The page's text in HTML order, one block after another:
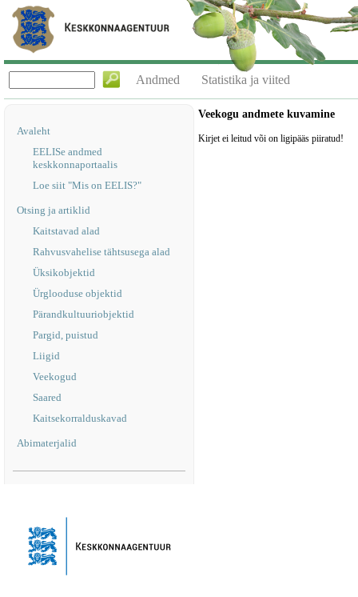
Andmed Statistika ja viited
Avaleht
EELISe andmed
keskkonnaportaalis
Loe siit "Mis on EELIS?"
Otsing ja artiklid
Kaitstavad alad
Rahvusvahelise tähtsusega alad
Üksikobjektid
Ürglooduse objektid
Pärandkultuuriobjektid
Pargid, puistud
Liigid
Veekogud
Saared
Kaitsekorralduskavad
Abimaterjalid
Veekogu andmete kuvamine
Kirjet ei leitud või on ligipääs piiratud!